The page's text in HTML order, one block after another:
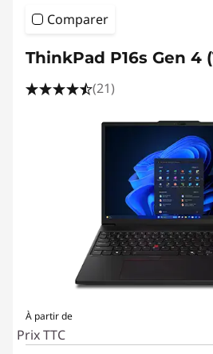
Comparer
ThinkPad P16s Gen 4
(21)
À partir de
Prix TTC